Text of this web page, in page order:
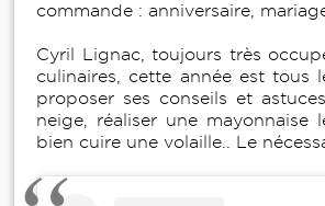
commande : anniversaire,
Cyril Lignac, toujours très
culinaires, cette année est tous
proposer ses conseils et
neige, réaliser une
bien cuire une volaille.. Le